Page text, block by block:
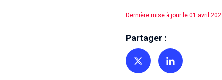
Dernière mise à jour le 01 avril
Partager :
Partager sur TwitterPartager sur Linkedin